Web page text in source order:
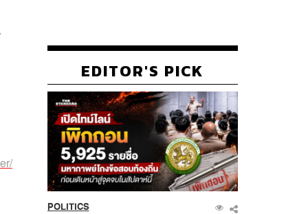
EDITOR'S PICK
POLITICS